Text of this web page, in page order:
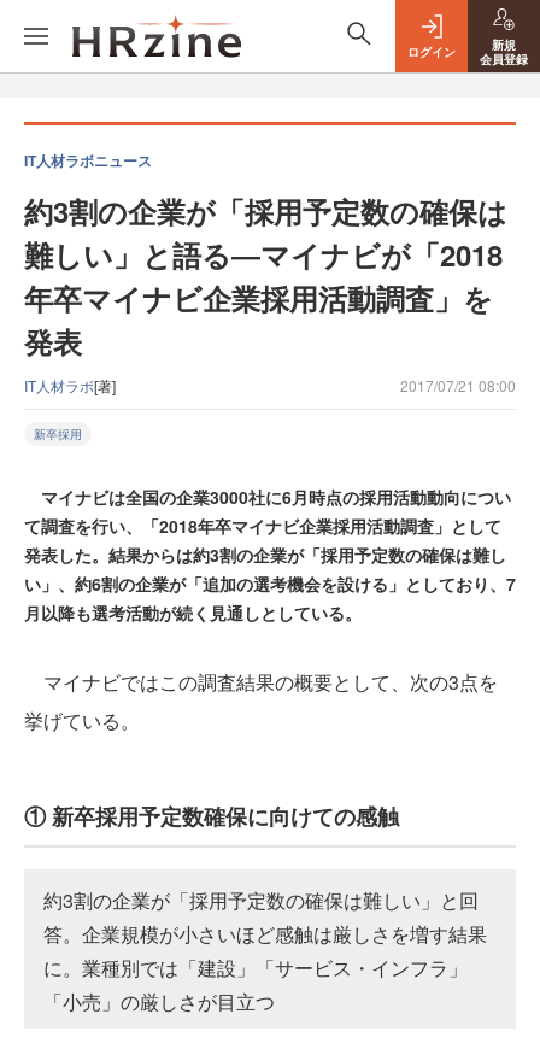
ログイン
新規
会員登録
IT人材ラボニュース
約3割の企業が「採用予定数の確保は
難しい」と語る―マイナビが「2018
年卒マイナビ企業採用活動調査」を
発表
IT人材ラボ[著] 2017/07/21 08:00
新卒採用
マイナビは全国の企業3000社に6月時点の採用活動動向につい
て調査を行い、「2018年卒マイナビ企業採用活動調査」として
発表した。結果からは約3割の企業が「採用予定数の確保は難し
い」、約6割の企業が「追加の選考機会を設ける」としており、7
月以降も選考活動が続く見通しとしている。
マイナビではこの調査結果の概要として、次の3点を
挙げている。
① 新卒採用予定数確保に向けての感触
約3割の企業が「採用予定数の確保は難しい」と回
答。企業規模が小さいほど感触は厳しさを増す結果
に。業種別では「建設」「サービス・インフラ」
「小売」の厳しさが目立つ